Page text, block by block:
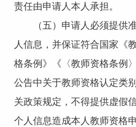
责任由申请人本人承担。
（五）申请人必须提供
人信息，并保证符合国家《
格条例》《〈教师资格条例
公告中关于教师资格认定类
关政策规定，不得提供虚假
个人信息造成本人教师资格